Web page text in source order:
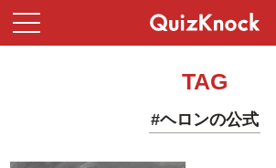
TAG
#ヘロンの公式